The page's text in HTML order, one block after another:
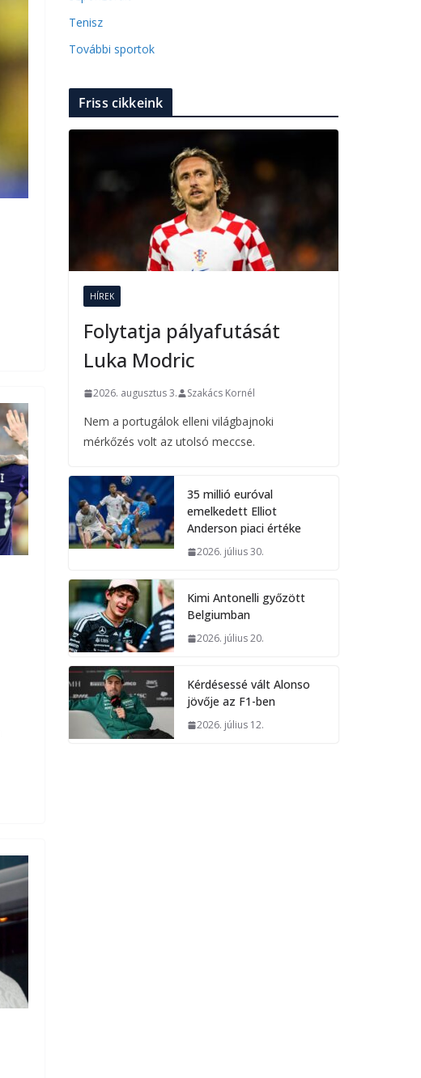
Tenisz
További sportok
Friss cikkeink
HÍREK
Folytatja pályafutását
Luka Modric
2026. augusztus 3. Szakács Kornél
Nem a portugálok elleni világbajnoki
mérkőzés volt az utolsó meccse.
35 millió euróval
emelkedett Elliot
Anderson piaci értéke
2026. július 30.
Kimi Antonelli győzött
Belgiumban
2026. július 20.
Kérdésessé vált Alonso
jövője az F1-ben
2026. július 12.